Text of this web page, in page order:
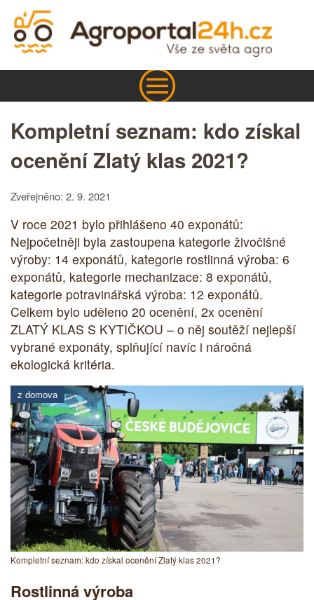
Kompletní seznam: kdo získal
ocenění Zlatý klas 2021?
Zveřejněno: 2. 9. 2021
V roce 2021 bylo přihlášeno 40 exponátů:
Nejpočetněji byla zastoupena kategorie živočišné
výroby: 14 exponátů, kategorie rostlinná výroba: 6
exponátů, kategorie mechanizace: 8 exponátů,
kategorie potravinářská výroba: 12 exponátů.
Celkem bylo uděleno 20 ocenění, 2x ocenění
ZLATÝ KLAS S KYTIČKOU – o něj soutěží nejlepší
vybrané exponáty, splňující navíc i náročná
ekologická kritéria.
z domova
Kompletní seznam: kdo získal ocenění Zlatý klas 2021?
Rostlinná výroba